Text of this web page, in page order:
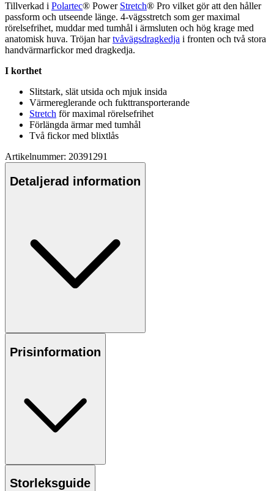
Tillverkad i Polartec® Power Stretch® Pro vilket gör att den håller
passform och utseende länge. 4-vägsstretch som ger maximal
rörelsefrihet, muddar med tumhål i ärmsluten och hög krage med
anatomisk huva. Tröjan hartvåvägsdragkedja i fronten och två stora
handvärmarfickor med dragkedja.
I korthet
Slitstark, slät utsida och mjuk insida
Värmereglerande och fukttransporterande
Stretch för maximal rörelsefrihet
Förlängda ärmar med tumhål
Två fickor med blixtlås
Artikelnummer: 20391291
Detaljerad information
Prisinformation
Storleksguide